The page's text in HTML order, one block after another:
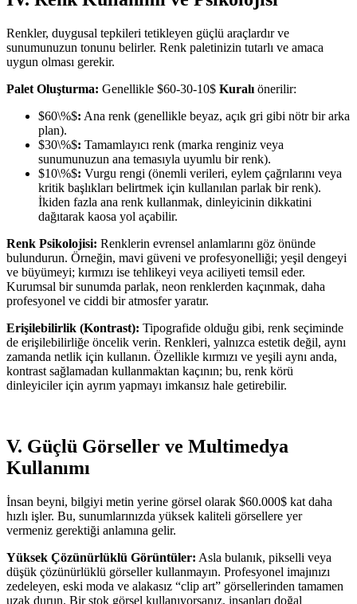
Renkler, duygusal tepkileri tetikleyen güçlü araçlardır ve
sunumunuzun tonunu belirler. Renk paletinizin tutarlı ve amaca
uygun olması gerekir.
Palet Oluşturma: Genellikle $60-30-10$ Kuralı önerilir:
$60\%$: Ana renk (genellikle beyaz, açık gri gibi nötr bir arka
plan).
$30\%$: Tamamlayıcı renk (marka renginiz veya
sunumunuzun ana temasıyla uyumlu bir renk).
$10\%$: Vurgu rengi (önemli verileri, eylem çağrılarını veya
kritik başlıkları belirtmek için kullanılan parlak bir renk).
İkiden fazla ana renk kullanmak, dinleyicinin dikkatini
dağıtarak kaosa yol açabilir.
Renk Psikolojisi: Renklerin evrensel anlamlarını göz önünde
bulundurun. Örneğin, mavi güveni ve profesyonelliği; yeşil dengeyi
ve büyümeyi; kırmızı ise tehlikeyi veya aciliyeti temsil eder.
Kurumsal bir sunumda parlak, neon renklerden kaçınmak, daha
profesyonel ve ciddi bir atmosfer yaratır.
Erişilebilirlik (Kontrast): Tipografide olduğu gibi, renk seçiminde
de erişilebilirliğe öncelik verin. Renkleri, yalnızca estetik değil, aynı
zamanda netlik için kullanın. Özellikle kırmızı ve yeşili aynı anda,
kontrast sağlamadan kullanmaktan kaçının; bu, renk körü
dinleyiciler için ayrım yapmayı imkansız hale getirebilir.
V. Güçlü Görseller ve Multimedya
Kullanımı
İnsan beyni, bilgiyi metin yerine görsel olarak $60.000$ kat daha
hızlı işler. Bu, sunumlarınızda yüksek kaliteli görsellere yer
vermeniz gerektiği anlamına gelir.
Yüksek Çözünürlüklü Görüntüler: Asla bulanık, pikselli veya
düşük çözünürlüklü görseller kullanmayın. Profesyonel imajınızı
zedeleyen, eski moda ve alakasız “clip art” görsellerinden tamamen
uzak durun. Bir stok görsel kullanıyorsanız, insanları doğal